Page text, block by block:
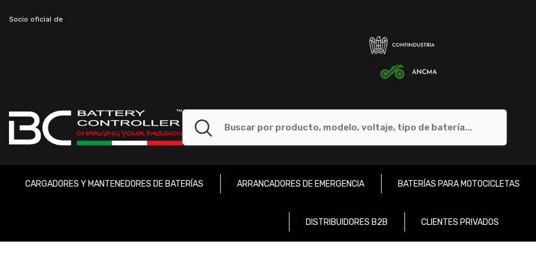
Socio oficial de
CARGADORES Y MANTENEDORES DE BATERÍAS ARRANCADORES DE EMERGENCIA BATERÍAS PARA MOTOCICLETAS
DISTRIBUIDORES B2B CLIENTES PRIVADOS